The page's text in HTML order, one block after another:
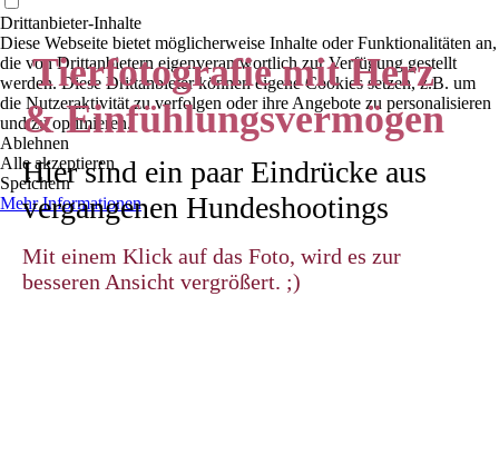
Tierfotografie mit Herz
& Einfühlungsvermögen
Hier sind ein paar Eindrücke aus
vergangenen Hundeshootings
Mit einem Klick auf das Foto, wird es zur
besseren Ansicht vergrößert. ;)
Drittanbieter-Inhalte
Diese Webseite bietet möglicherweise Inhalte oder Funktionalitäten an,
die von Drittanbietern eigenverantwortlich zur Verfügung gestellt
werden. Diese Drittanbieter können eigene Cookies setzen, z.B. um
die Nutzeraktivität zu verfolgen oder ihre Angebote zu personalisieren
und zu optimieren.
Ablehnen
Alle akzeptieren
Speichern
Mehr Informationen